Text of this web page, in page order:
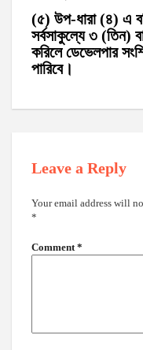
(৫) উপ-ধারা (৪) এ
সর্বসাকুল্যে ৩ (তিন)
করিলে ডেভেলপার
পারিবে।
Leave a Reply
Your email address will
*
Comment *